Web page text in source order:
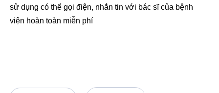
sử dụng có thể gọi điện, nhắn tin với bác sĩ của bệnh
viện hoàn toàn miễn phí